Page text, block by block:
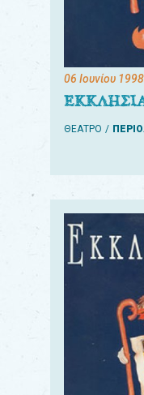
06 Ιουνίου 1998
ΘΕΑΤΡΟ